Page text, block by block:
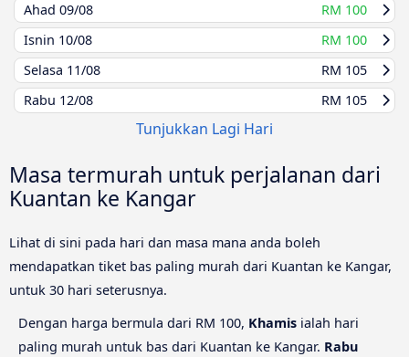
Ahad 09/08
RM 100
Isnin 10/08
RM 100
Selasa 11/08
RM 105
Rabu 12/08 RM 105
Tunjukkan Lagi Hari
Masa termurah untuk perjalanan dari
Kuantan ke Kangar
Lihat di sini pada hari dan masa mana anda boleh
mendapatkan tiket bas paling murah dari Kuantan ke Kangar,
untuk 30 hari seterusnya.
Dengan harga bermula dari RM 100, Khamis ialah hari
paling murah untuk bas dari Kuantan ke Kangar. Rabu